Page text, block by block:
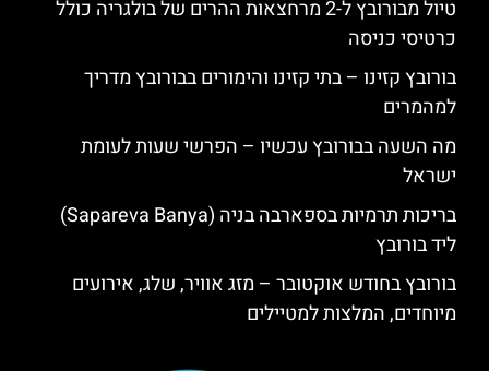
טיול מבורובץ ל-2 מרחצאות ההרים של בולגריה כולל
כרטיסי כניסה
בורובץ קזינו – בתי קזינו והימורים בבורובץ מדריך
למהמרים
מה השעה בבורובץ עכשיו – הפרשי שעות לעומת
ישראל
בריכות תרמיות בספארבה בניה (Sapareva Banya)
ליד בורובץ
בורובץ בחודש אוקטובר – מזג אוויר, שלג, אירועים
מיוחדים, המלצות למטיילים